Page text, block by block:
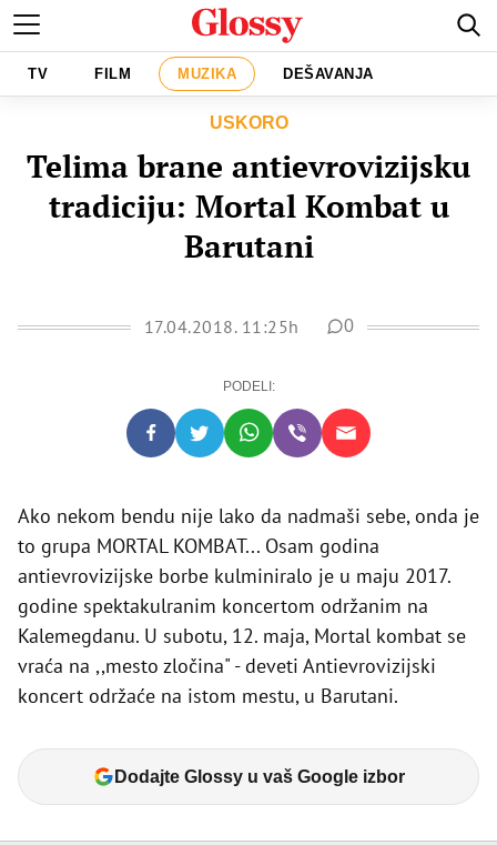
TV FILM MUZIKA DEŠAVANJA
USKORO
Telima brane antievrovizijsku
tradiciju: Mortal Kombat u
Barutani
17.04.2018. 11:25h 0
PODELI:
Ako nekom bendu nije lako da nadmaši sebe, onda je
to grupa MORTAL KOMBAT... Osam godina
antievrovizijske borbe kulminiralo je u maju 2017.
godine spektakulranim koncertom održanim na
Kalemegdanu. U subotu, 12. maja, Mortal kombat se
vraća na ,,mesto zločina" - deveti Antievrovizijski
koncert održaće na istom mestu, u Barutani.
Dodajte Glossy u vaš Google izbor